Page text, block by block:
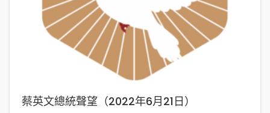
蔡英文總統聲望（2022年6月21日）